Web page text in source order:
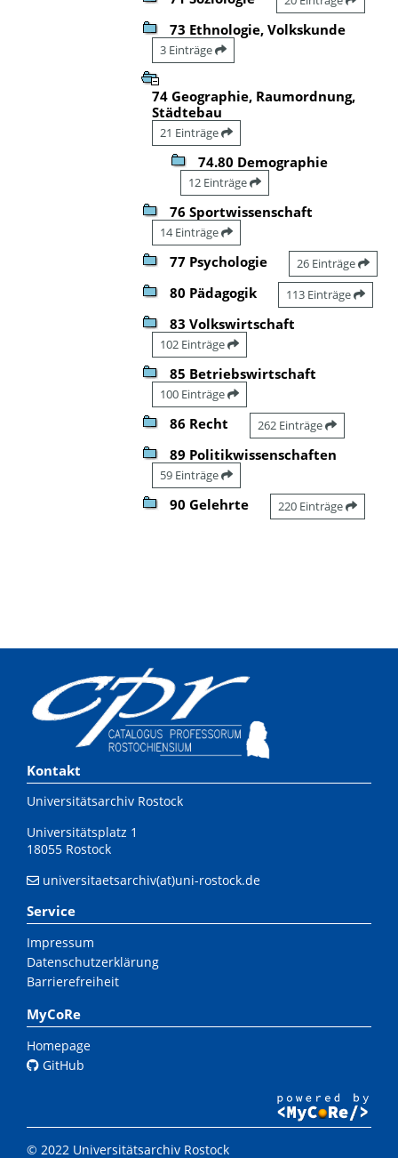
73 Ethnologie, Volkskunde
3 Einträge
74 Geographie, Raumordnung,
Städtebau
21 Einträge
74.80 Demographie
12 Einträge
76 Sportwissenschaft
14 Einträge
77 Psychologie 26 Einträge
80 Pädagogik 113 Einträge
83 Volkswirtschaft
102 Einträge
85 Betriebswirtschaft
100 Einträge
86 Recht 262 Einträge
89 Politikwissenschaften
59 Einträge
90 Gelehrte 220 Einträge
Kontakt
Universitätsarchiv Rostock
Universitätsplatz 1
18055 Rostock
universitaetsarchiv(at)uni-rostock.de
Service
Impressum
Datenschutzerklärung
Barrierefreiheit
MyCoRe
Homepage
GitHub
© 2022 Universitätsarchiv Rostock